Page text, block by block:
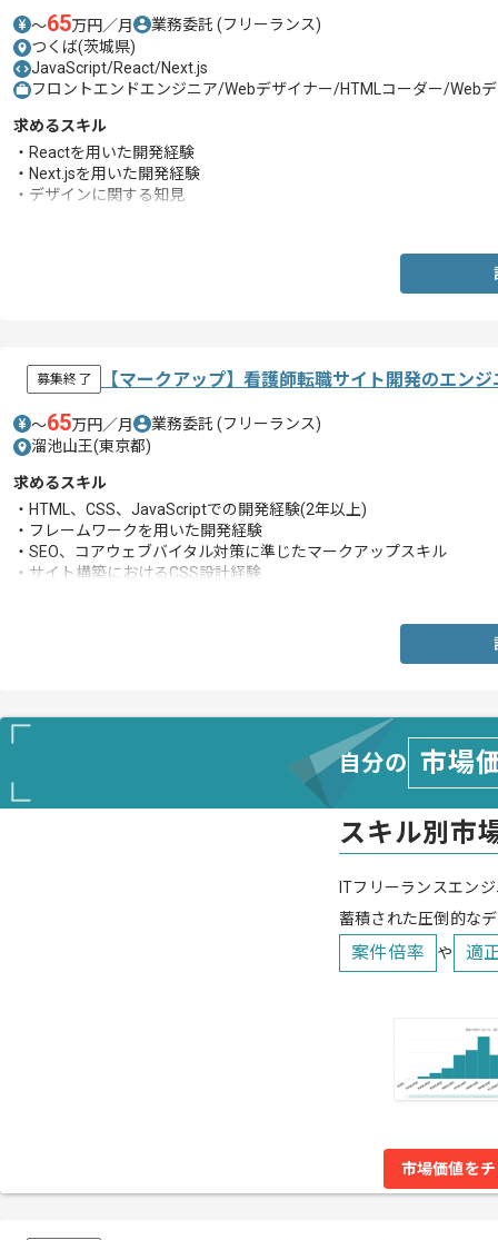
〜65万円／月 業務委託 (フリーランス)
つくば(茨城県)
JavaScript/React/Next.js
フロントエンドエンジニア/Webデザイナー/HTMLコーダー/Web
求めるスキル
・Reactを用いた開発経験
・Next.jsを用いた開発経験
・デザインに関する知見
募集終了 【マークアップ】看護師転職サイト開発のエン
〜65万円／月 業務委託 (フリーランス)
溜池山王(東京都)
求めるスキル
・HTML、CSS、JavaScriptでの開発経験(2年以上)
・フレームワークを用いた開発経験
・SEO、コアウェブバイタル対策に準じたマークアップスキル
・サイト構築におけるCSS設計経験
自分の 市場
スキル別市
ITフリーランスエン
蓄積された圧倒的な
案件倍率 や 適
市場価値を